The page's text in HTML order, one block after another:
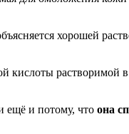
хорошей
кислоты растворимой в
ещё и потому, что она